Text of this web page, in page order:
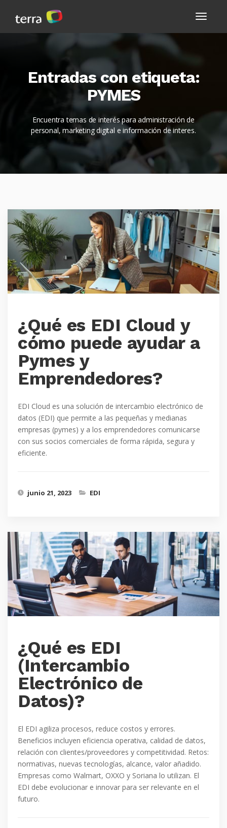
Entradas con etiqueta:
PYMES
Encuentra temas de interés para administración de
personal, marketing digital e información de interes.
¿Qué es EDI Cloud y
cómo puede ayudar a
Pymes y
Emprendedores?
EDI Cloud es una solución de intercambio electrónico de
datos (EDI) que permite a las pequeñas y medianas
empresas (pymes) y a los emprendedores comunicarse
con sus socios comerciales de forma rápida, segura y
eficiente.
junio 21, 2023 EDI
¿Qué es EDI
(Intercambio
Electrónico de
Datos)?
El EDI agiliza procesos, reduce costos y errores.
Beneficios incluyen eficiencia operativa, calidad de datos,
relación con clientes/proveedores y competitividad. Retos:
normativas, nuevas tecnologías, alcance, valor añadido.
Empresas como Walmart, OXXO y Soriana lo utilizan. El
EDI debe evolucionar e innovar para ser relevante en el
futuro.